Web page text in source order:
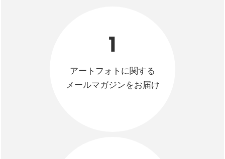
1
アートフォトに関する
メールマガジンをお届け